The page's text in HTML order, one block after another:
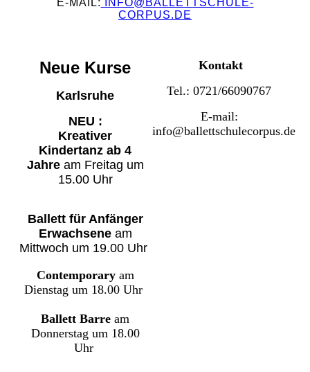
E-MAIL: INFO@BALLETTSCHULE-
CORPUS.DE
Neue Kurse
Karlsruhe
NEU :
Kreativer
Kindertanzab 4
Jahre am Freitag um
15.00 Uhr
Ballett für Anfänger
Erwachseneam
Mittwoch um 19.00 Uhr
Contemporary am
Dienstag um 18.00 Uhr
Ballett Barre am
Donnerstag um 18.00
Uhr
Kontakt
Tel.: 0721/66090767
E-mail:
info@ballettschulecorpus.de